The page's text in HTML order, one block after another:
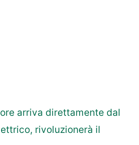
arriva direttamente dal
rivoluzionerà il